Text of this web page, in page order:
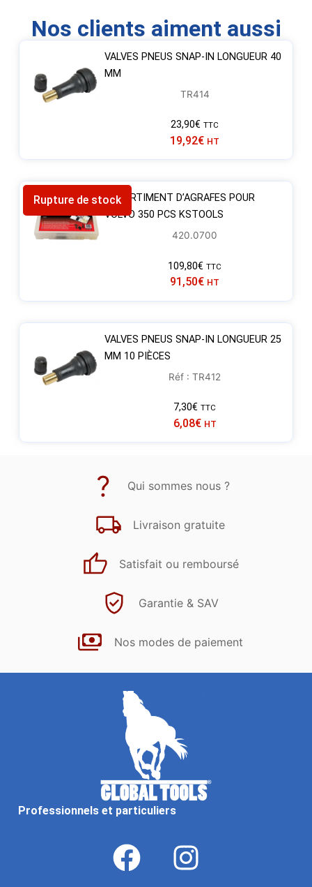
Nos clients aiment aussi
VALVES PNEUS SNAP-IN LONGUEUR 40
MM
TR414
23,90€ TTC
19,92€ HT
Rupture de stockASSORTIMENT D’AGRAFES POUR
VOLVO 350 PCS KSTOOLS
420.0700
109,80€ TTC
91,50€ HT
VALVES PNEUS SNAP-IN LONGUEUR 25
MM 10 PIÈCES
Réf : TR412
7,30€ TTC
6,08€ HT
Qui sommes nous ?
Livraison gratuite
Satisfait ou remboursé
Garantie & SAV
Nos modes de paiement
Professionnels et particuliers